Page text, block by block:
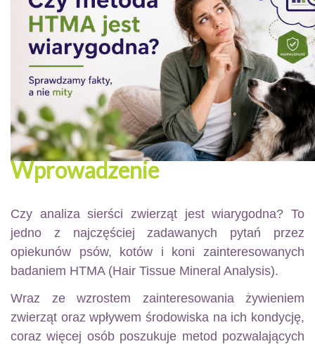
Wprowadzenie
Czy analiza sierści zwierząt jest wiarygodna? To
jedno z najczęściej zadawanych pytań przez
opiekunów psów, kotów i koni zainteresowanych
badaniem HTMA (Hair Tissue Mineral Analysis).
Wraz ze wzrostem zainteresowania żywieniem
zwierząt oraz wpływem środowiska na ich kondycję,
coraz więcej osób poszukuje metod pozwalających